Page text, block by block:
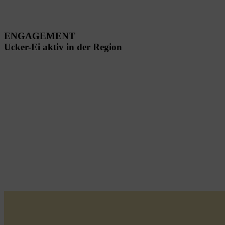
ENGAGEMENT
Ucker-Ei aktiv in der Region